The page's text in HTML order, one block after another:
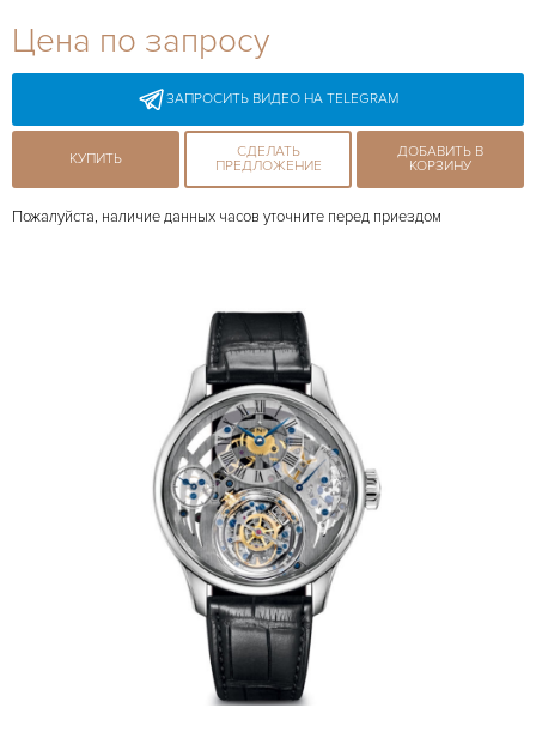
27-44
Цена по запросу
ЗАПРОСИТЬ ВИДЕО НА TELEGRAM
КУПИТЬ
СДЕЛАТЬ
ПРЕДЛОЖЕНИЕ
ДОБАВИТЬ В
КОРЗИНУ
Пожалуйста, наличие данных часов уточните перед приездом